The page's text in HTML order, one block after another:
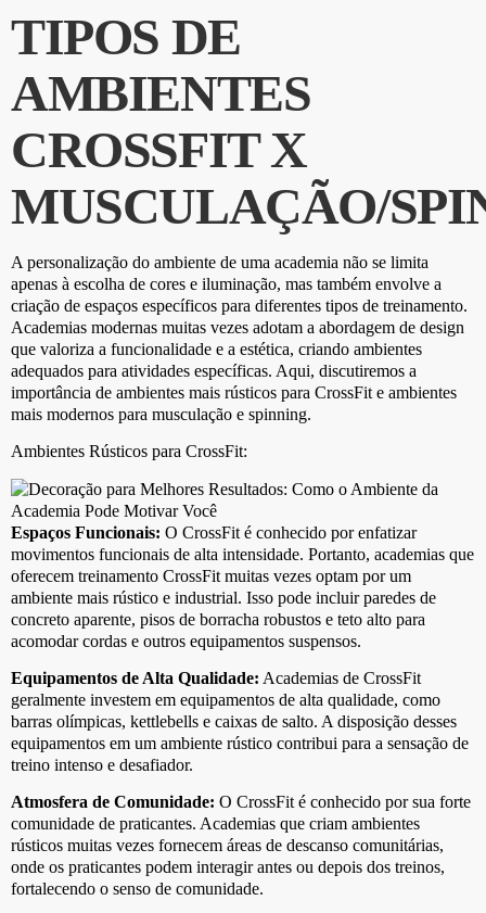
TIPOS DE
AMBIENTES
CROSSFIT X
MUSCULAÇÃO/
A personalização do ambiente de uma academia não se limita
apenas à escolha de cores e iluminação, mas também envolve a
criação de espaços específicos para diferentes tipos de treinamento.
Academias modernas muitas vezes adotam a abordagem de design
que valoriza a funcionalidade e a estética, criando ambientes
adequados para atividades específicas. Aqui, discutiremos a
importância de ambientes mais rústicos para CrossFit e ambientes
mais modernos para musculação e spinning.
Ambientes Rústicos para CrossFit:
Espaços Funcionais: O CrossFit é conhecido por enfatizar
movimentos funcionais de alta intensidade. Portanto, academias que
oferecem treinamento CrossFit muitas vezes optam por um
ambiente mais rústico e industrial. Isso pode incluir paredes de
concreto aparente, pisos de borracha robustos e teto alto para
acomodar cordas e outros equipamentos suspensos.
Equipamentos de Alta Qualidade: Academias de CrossFit
geralmente investem em equipamentos de alta qualidade, como
barras olímpicas, kettlebells e caixas de salto. A disposição desses
equipamentos em um ambiente rústico contribui para a sensação de
treino intenso e desafiador.
Atmosfera de Comunidade: O CrossFit é conhecido por sua forte
comunidade de praticantes. Academias que criam ambientes
rústicos muitas vezes fornecem áreas de descanso comunitárias,
onde os praticantes podem interagir antes ou depois dos treinos,
fortalecendo o senso de comunidade.